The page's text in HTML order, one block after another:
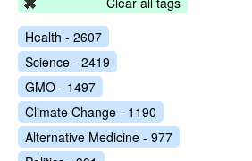
Health - 2607
Science - 2419
GMO - 1497
Climate Change - 1190
Alternative Medicine - 977